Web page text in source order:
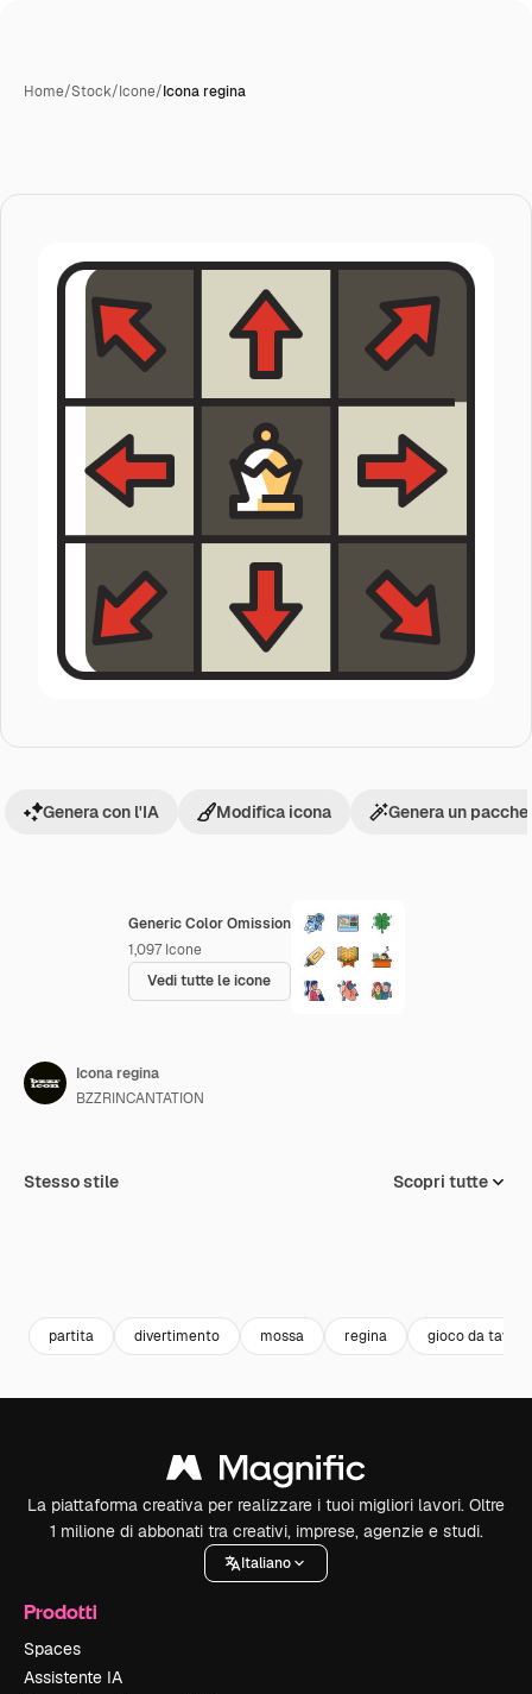
Home/Stock/Icone/Icona regina
Generic Color Omission
1,097 Icone
Vedi tutte le icone
Genera con l'IA Modifica icona Genera un
Icona regina
BZZRINCANTATION
Stesso stile Scopri tutte
partita divertimento mossa regina gioco da tavolo
La piattaforma creativa per realizzare i tuoi migliori lavori. Oltre
1 milione di abbonati tra creativi, imprese, agenzie e studi.
Italiano
Prodotti
Spaces
Assistente IA